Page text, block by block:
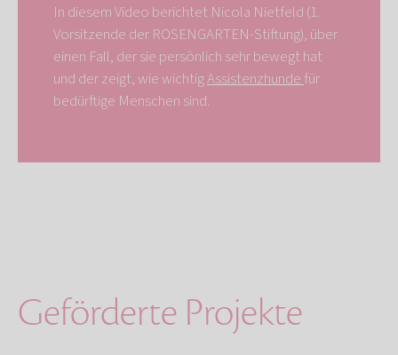
In diesem Video berichtet Nicola Nietfeld (1.
Vorsitzende der ROSENGARTEN-Stiftung), über
einen Fall, der sie persönlich sehr bewegt hat
und der zeigt, wie wichtigAssistenzhunde für
bedürftige Menschen sind.
Geförderte Projekte